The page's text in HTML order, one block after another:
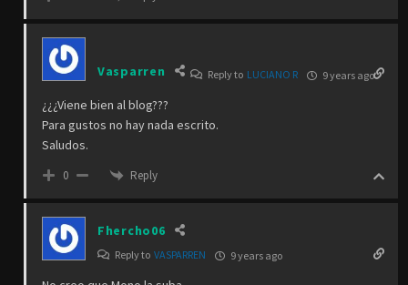
Vasparren Reply to LUCIANO R 9 years ago
¿¿¿Viene bien al blog???
Para gustos no hay nada escrito.
Saludos.
0 Reply
Fhercho06
Reply to VASPARREN 9 years ago